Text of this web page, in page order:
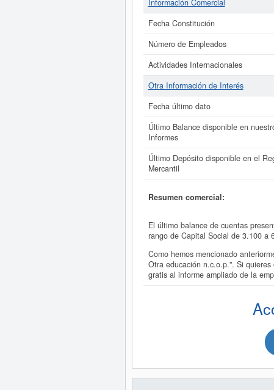
Información Comercial
Fecha Constitución
Número de Empleados
Actividades Internacionales
Otra Información de Interés
Fecha último dato
Último Balance disponible en
Informes
Último Depósito disponible en el
Mercantil
Resumen comercial:
El último balance de cuentas
rango de Capital Social de 3.100 a
Como hemos mencionado
Otra educación n.c.o.p.". Si quieres
gratis al informe ampliado de la